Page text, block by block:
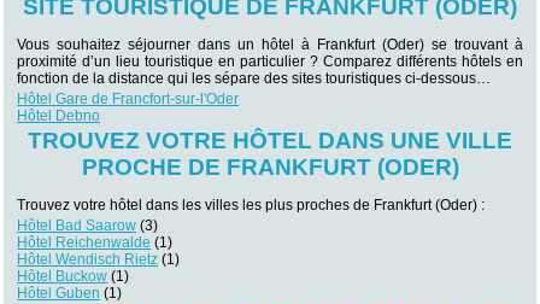
SITE TOURISTIQUE DE FRANKFURT (ODER)
Vous souhaitez séjourner dans un hôtel à Frankfurt (Oder) se trouvant à
proximité d’un lieu touristique en particulier ? Comparez différents hôtels en
fonction de la distance qui les sépare des sites touristiques ci-dessous…
Hôtel Gare de Francfort-sur-l'Oder
Hôtel Debno
TROUVEZ VOTRE HÔTEL DANS UNE VILLE
PROCHE DE FRANKFURT (ODER)
Trouvez votre hôtel dans les villes les plus proches de Frankfurt (Oder) :
Hôtel Bad Saarow (3)
Hôtel Reichenwalde (1)
Hôtel Wendisch Rietz (1)
Hôtel Buckow (1)
Hôtel Guben (1)